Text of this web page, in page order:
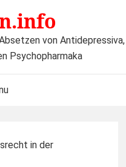
von Antidepressiva,
Psychopharmaka
in der